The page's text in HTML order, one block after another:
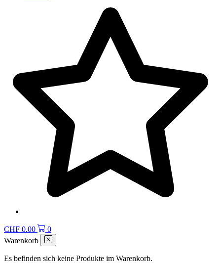
CHF 0.00
0
Warenkorb
Es befinden sich keine Produkte im Warenkorb.